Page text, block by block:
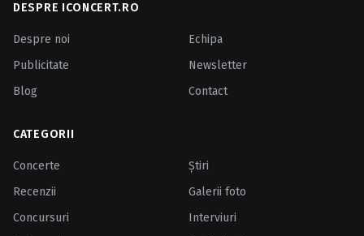
DESPRE ICONCERT.RO
Despre noi
Echipa
Publicitate
Newsletter
Blog
Contact
CATEGORII
Concerte
Ştiri
Recenzii
Galerii foto
Concursuri
Interviuri